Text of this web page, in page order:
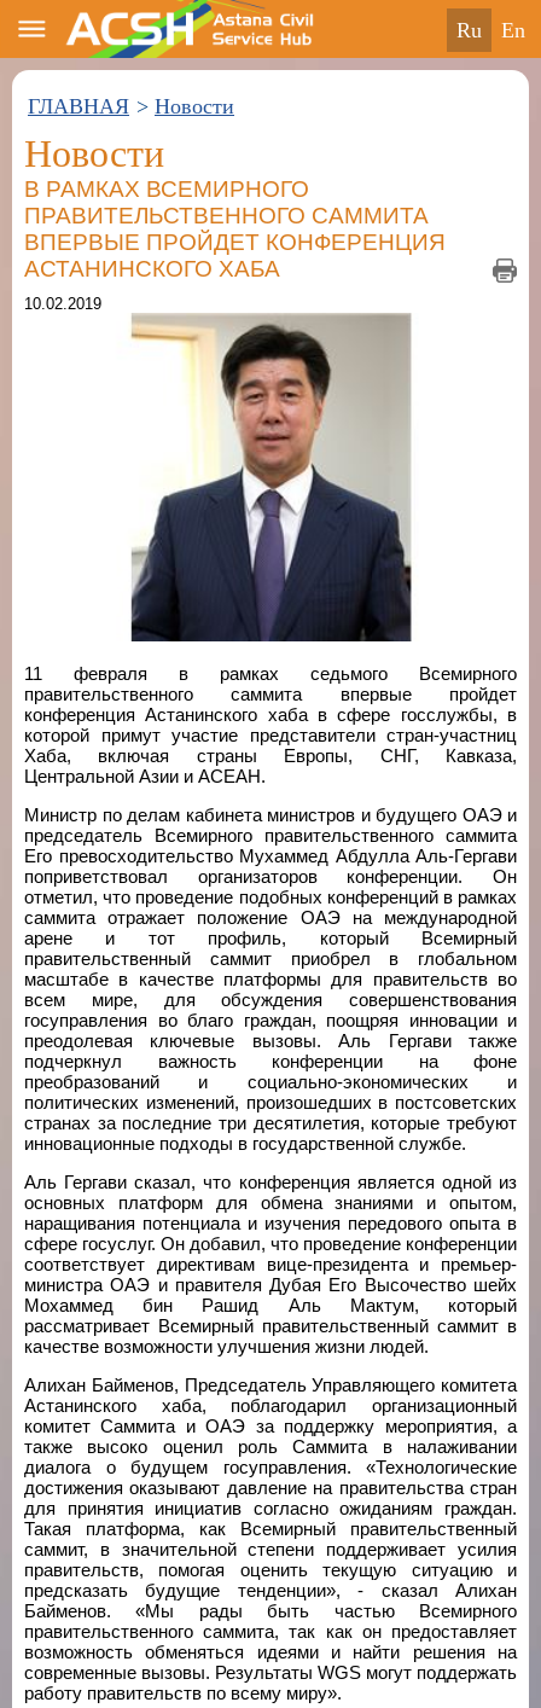
ru en
ГЛАВНАЯ > Новости
Новости
В РАМКАХ ВСЕМИРНОГО
ПРАВИТЕЛЬСТВЕННОГО САММИТА
ВПЕРВЫЕ ПРОЙДЕТ КОНФЕРЕНЦИЯ
АСТАНИНСКОГО ХАБА
10.02.2019
11 февраля в рамках седьмого Всемирного
правительственного саммита впервые пройдет
конференция Астанинского хаба в сфере госслужбы, в
которой примут участие представители стран-участниц
Хаба, включая страны Европы, СНГ, Кавказа,
Центральной Азии и АСЕАН.
Министр по делам кабинета министров и будущего ОАЭ и
председатель Всемирного правительственного саммита
Его превосходительство Мухаммед Абдулла Аль-Гергави
поприветствовал организаторов конференции. Он
отметил, что проведение подобных конференций в рамках
саммита отражает положение ОАЭ на международной
арене и тот профиль, который Всемирный
правительственный саммит приобрел в глобальном
масштабе в качестве платформы для правительств во
всем мире, для обсуждения совершенствования
госуправления во благо граждан, поощряя инновации и
преодолевая ключевые вызовы. Аль Гергави также
подчеркнул важность конференции на фоне
преобразований и социально-экономических и
политических изменений, произошедших в постсоветских
странах за последние три десятилетия, которые требуют
инновационные подходы в государственной службе.
Аль Гергави сказал, что конференция является одной из
основных платформ для обмена знаниями и опытом,
наращивания потенциала и изучения передового опыта в
сфере госуслуг. Он добавил, что проведение конференции
соответствует директивам вице-президента и премьер-
министра ОАЭ и правителя Дубая Его Высочество шейх
Мохаммед бин Рашид Аль Мактум, который
рассматривает Всемирный правительственный саммит в
качестве возможности улучшения жизни людей.
Алихан Байменов, Председатель Управляющего комитета
Астанинского хаба, поблагодарил организационный
комитет Саммита и ОАЭ за поддержку мероприятия, а
также высоко оценил роль Саммита в налаживании
диалога о будущем госуправления. «Технологические
достижения оказывают давление на правительства стран
для принятия инициатив согласно ожиданиям граждан.
Такая платформа, как Всемирный правительственный
саммит, в значительной степени поддерживает усилия
правительств, помогая оценить текущую ситуацию и
предсказать будущие тенденции», - сказал Алихан
Байменов. «Мы рады быть частью Всемирного
правительственного саммита, так как он предоставляет
возможность обменяться идеями и найти решения на
современные вызовы. Результаты WGS могут поддержать
работу правительств по всему миру».